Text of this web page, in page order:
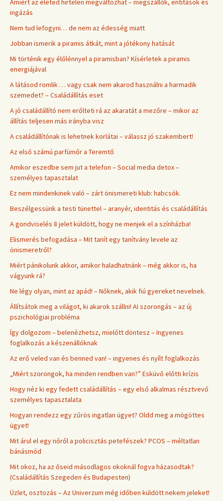
Amiért az életed hirtelen megváltozhat – megszállók, entitások és
ingázás
Nem tud lefogyni… de nem az édesség miatt
Jobban ismerik a piramis átkát, mint a jótékony hatását
Mi történik egy élőlénnyel a piramisban? Kísérletek a piramis
energiájával
A látásod romlik … vagy csak nem akarod használni a harmadik
szemedet? – Családállítás eset
A jó családállító nem erőlteti rá az akaratát a mezőre – mikor az
állítás teljesen más irányba visz
A családállítónak is lehetnek korlátai – válassz jó szakembert!
Az első számú parfümőr a Teremtő
Amikor eszedbe sem jut a telefon – Social media detox –
személyes tapasztalat
Ez nem mindenkinek való – zárt önismereti klub: habcsók.
Beszélgessünk a testi tünettel – aranyér, identitás és családállítás
A gondviselés 8 jelet küldött, hogy ne menjek el a színházba!
Elismerés befogadása – Mit tanít egy tanítvány levele az
önismeretről?
Miért pánikolunk akkor, amikor haladhatnánk – még akkor is, ha
vágyunk rá?
Ne légy olyan, mint az apád! – Nőknek, akik fiú gyereket nevelnek.
Állítsátok meg a világot, ki akarok szállni! AI szorongás – az új
pszichológiai probléma
Így dolgozom – belenézhetsz, mielőtt döntesz – Ingyenes
foglalkozás a készenállóknak
Az erő veled van és benned van! – ingyenes és nyílt foglalkozás
„Miért szorongok, ha minden rendben van?” Esküvő előtti krízis
Hogy néz ki egy fedett családállítás – egy első alkalmas résztvevő
személyes tapasztalata
Hogyan rendezz egy zűrös ingatlan ügyet? Oldd meg a mögöttes
ügyet!
Mit árul el egy nőről a policisztás petefészek? PCOS – méltatlan
bánásmód
Mit okoz, ha az őseid másodlagos okoknál fogva házasodtak?
(Családállítás Szegeden és Budapesten)
Üzlet, osztozás – Az Univerzum még időben küldött nekem jeleket!